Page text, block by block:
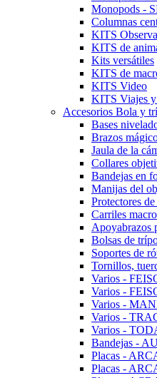
Monopods -
Columnas
KITS
KITS de
Kits versátiles
KITS de
KITS Video
KITS Viajes
Accesorios Bola y
Bases
Brazos
Jaula de la
Collares
Bandejas en
Manijas del
Protectores
Carriles macro
Apoyabrazos
Bolsas de
Soportes de
Tornillos,
Varios -
Varios -
Varios -
Varios -
Varios -
Bandejas -
Placas -
Placas -